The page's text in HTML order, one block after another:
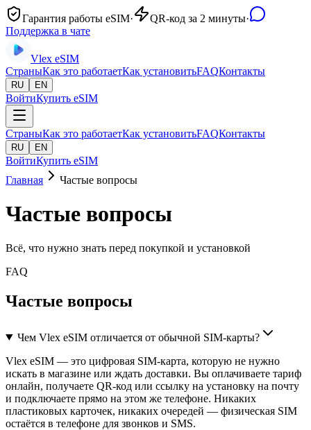
Гарантия работы eSIM· QR-код за 2 минуты·
Поддержка в чате
Vlex eSIM
СтраныКак это работаетКак установитьFAQКонтакты
RU EN
ВойтиКупить eSIM
СтраныКак это работаетКак установитьFAQКонтакты
RU EN
ВойтиКупить eSIM
Главная
Частые вопросы
Частые вопросы
Всё, что нужно знать перед покупкой и установкой
FAQ
Частые вопросы
Чем Vlex eSIM отличается от обычной SIM-карты?
Vlex eSIM — это цифровая SIM-карта, которую не нужно
искать в магазине или ждать доставки. Вы оплачиваете тариф
онлайн, получаете QR-код или ссылку на установку на почту
и подключаете прямо на этом же телефоне. Никаких
пластиковых карточек, никаких очередей — физическая SIM
остаётся в телефоне для звонков и SMS.